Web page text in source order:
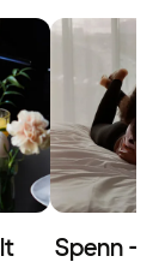
Spenn –